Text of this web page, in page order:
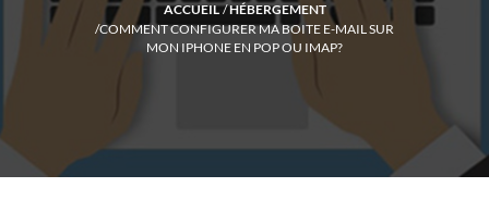
ACCUEIL /HÉBERGEMENT
/COMMENT CONFIGURER MA BOITE E-MAIL SUR
MON IPHONE EN POP OU IMAP?